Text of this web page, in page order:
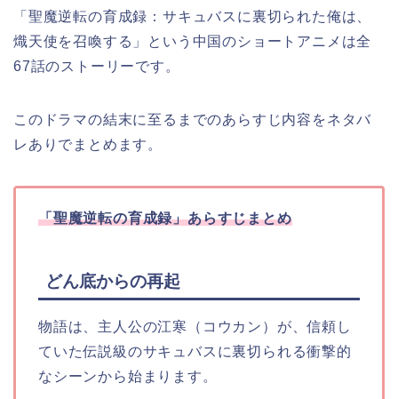
「聖魔逆転の育成録：サキュバスに裏切られた俺は、
熾天使を召喚する」という中国のショートアニメは全
67話のストーリーです。
このドラマの結末に至るまでのあらすじ内容をネタバ
レありでまとめます。
「聖魔逆転の育成録」あらすじまとめ
どん底からの再起
物語は、主人公の江寒（コウカン）が、信頼し
ていた伝説級のサキュバスに裏切られる衝撃的
なシーンから始まります。